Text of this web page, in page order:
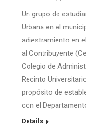
Un grupo de
Urbana en el
adiestramiento en
al Contribuyente
Colegio de
Recinto
propósito de
con el
Details